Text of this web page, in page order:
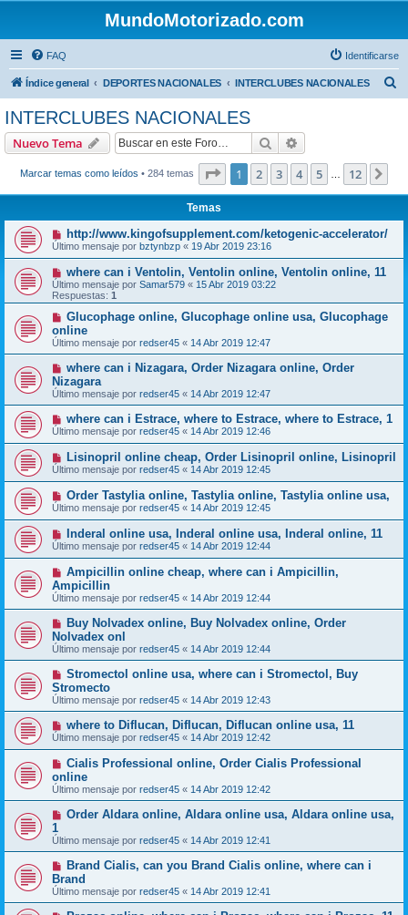
MundoMotorizado.com
FAQ Identificarse
Índice general DEPORTES NACIONALES INTERCLUBES NACIONALES
INTERCLUBES NACIONALES
Nuevo Tema Buscar
Marcar temas como leídos • 284 temas Página de 12
1 2 3 4 5 12
Temas
http://www.kingofsupplement.com/ketogenic-accelerator/
Último mensaje por bztynbzp « 19 Abr 2019 23:16
where can i Ventolin, Ventolin online, Ventolin online, 11
Último mensaje por Samar579 « 15 Abr 2019 03:22
Respuestas: 1
Glucophage online, Glucophage online usa, Glucophage
online
Último mensaje por redser45 « 14 Abr 2019 12:47
where can i Nizagara, Order Nizagara online, Order
Nizagara
Último mensaje por redser45 « 14 Abr 2019 12:47
where can i Estrace, where to Estrace, where to Estrace, 1
Último mensaje por redser45 « 14 Abr 2019 12:46
Lisinopril online cheap, Order Lisinopril online, Lisinopril
Último mensaje por redser45 « 14 Abr 2019 12:45
Order Tastylia online, Tastylia online, Tastylia online usa,
Último mensaje por redser45 « 14 Abr 2019 12:45
Inderal online usa, Inderal online usa, Inderal online, 11
Último mensaje por redser45 « 14 Abr 2019 12:44
Ampicillin online cheap, where can i Ampicillin,
Ampicillin
Último mensaje por redser45 « 14 Abr 2019 12:44
Buy Nolvadex online, Buy Nolvadex online, Order
Nolvadex onl
Último mensaje por redser45 « 14 Abr 2019 12:44
Stromectol online usa, where can i Stromectol, Buy
Stromecto
Último mensaje por redser45 « 14 Abr 2019 12:43
where to Diflucan, Diflucan, Diflucan online usa, 11
Último mensaje por redser45 « 14 Abr 2019 12:42
Cialis Professional online, Order Cialis Professional
online
Último mensaje por redser45 « 14 Abr 2019 12:42
Order Aldara online, Aldara online usa, Aldara online usa,
1
Último mensaje por redser45 « 14 Abr 2019 12:41
Brand Cialis, can you Brand Cialis online, where can i
Brand
Último mensaje por redser45 « 14 Abr 2019 12:41